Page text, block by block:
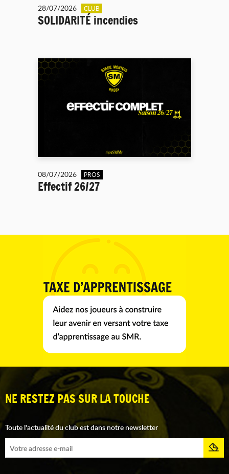
28/07/2026 CLUB
SOLIDARITÉ incendies
08/07/2026 PROS
Effectif 26/27
NE RESTEZ PAS SUR LA TOUCHE
Toute l'actualité du club est dans notre newsletter